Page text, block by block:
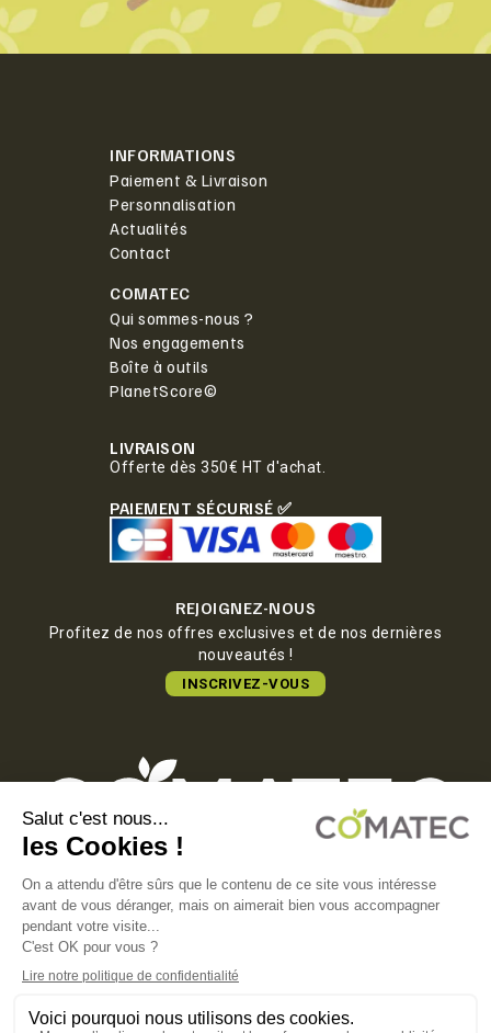
INFORMATIONS
Paiement & Livraison
Personnalisation
Actualités
Contact
COMATEC
Qui sommes-nous ?
Nos engagements
Boîte à outils
PlanetScore©
LIVRAISON
Offerte dès 350€ HT d'achat.
PAIEMENT SÉCURISÉ ✅
REJOIGNEZ-NOUS
Profitez de nos offres exclusives et de nos dernières
nouveautés !
INSCRIVEZ-VOUS
COMATEC PACKAGING
Boulevard François-Xavier Fafeur
11000 Carcassonne, FRANCE
POLITIQUE DE CONFIDENTIALITÉ